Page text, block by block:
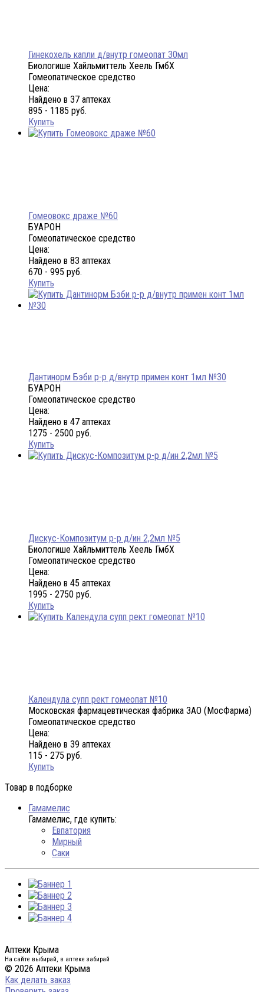
Гинекохель капли д/внутр гомеопат 30мл
Биологише Хайльмиттель Хеель ГмбХ
Гомеопатическое средство
Цена:
Найдено в 37 аптеках
895 - 1185 руб.
Купить
Гомеовокс драже №60
БУАРОН
Гомеопатическое средство
Цена:
Найдено в 83 аптеках
670 - 995 руб.
Купить
Дантинорм Бэби р-р д/внутр примен конт 1мл №30
БУАРОН
Гомеопатическое средство
Цена:
Найдено в 47 аптеках
1275 - 2500 руб.
Купить
Дискус-Композитум р-р д/ин 2,2мл №5
Биологише Хайльмиттель Хеель ГмбХ
Гомеопатическое средство
Цена:
Найдено в 45 аптеках
1995 - 2750 руб.
Купить
Календула супп рект гомеопат №10
Московская фармацевтическая фабрика ЗАО (МосФарма)
Гомеопатическое средство
Цена:
Найдено в 39 аптеках
115 - 275 руб.
Купить
Товар в подборке
Гамамелис
Гамамелис, где купить:
Евпатория
Мирный
Саки
Аптеки Крыма
На сайте выбирай, в аптеке забирай
© 2026 Аптеки Крыма
Как делать заказ